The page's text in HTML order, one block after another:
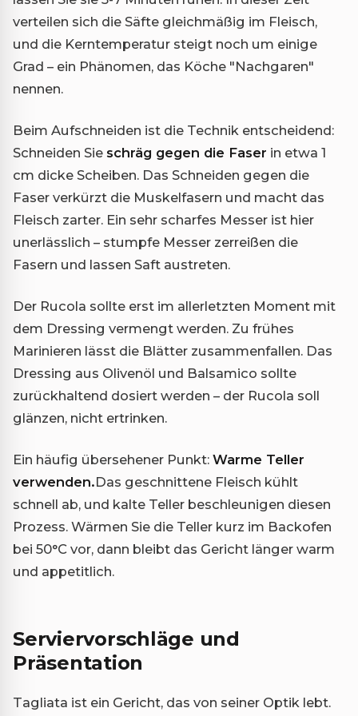
verteilen sich die Säfte gleichmäßig im Fleisch,
und die Kerntemperatur steigt noch um einige
Grad – ein Phänomen, das Köche "Nachgaren"
nennen.
Beim Aufschneiden ist die Technik entscheidend:
Schneiden Sie schräg gegen die Faser in etwa 1
cm dicke Scheiben. Das Schneiden gegen die
Faser verkürzt die Muskelfasern und macht das
Fleisch zarter. Ein sehr scharfes Messer ist hier
unerlässlich – stumpfe Messer zerreißen die
Fasern und lassen Saft austreten.
Der Rucola sollte erst im allerletzten Moment mit
dem Dressing vermengt werden. Zu frühes
Marinieren lässt die Blätter zusammenfallen. Das
Dressing aus Olivenöl und Balsamico sollte
zurückhaltend dosiert werden – der Rucola soll
glänzen, nicht ertrinken.
Ein häufig übersehener Punkt: Warme Teller
verwenden.Das geschnittene Fleisch kühlt
schnell ab, und kalte Teller beschleunigen diesen
Prozess. Wärmen Sie die Teller kurz im Backofen
bei 50°C vor, dann bleibt das Gericht länger warm
und appetitlich.
Serviervorschläge und
Präsentation
Tagliata ist ein Gericht, das von seiner Optik lebt.